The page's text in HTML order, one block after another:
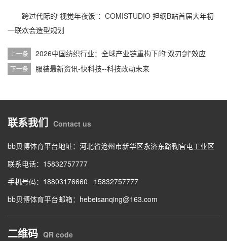
跨过代际的“视觉年夜饭”：COMISTUDIO 担纲B站首届大年初
一联欢会造型规划
上一条 2026中国纺织行业：全球产业链重构下的“双刃剑”效应
下一条 服装最新资讯-快科技--科技改动未来
联系我们 Contact us
bb贝博体育平台地址： 河北省沧州市新华区永济东路鞠官屯工业区
联系电话： 15832757777
手机号码： 18803176660
15832757777
bb贝博体育平台邮箱： hebeisanqing@163.com
二维码 QR code